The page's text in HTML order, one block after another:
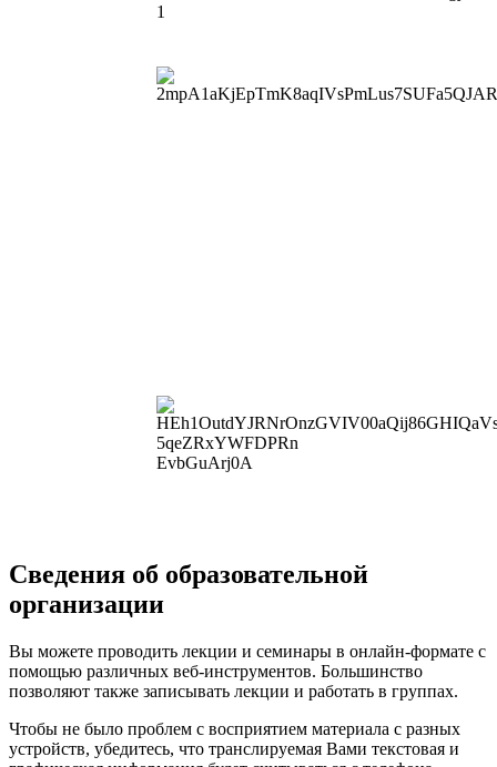
Сведения об образовательной
организации
Вы можете проводить лекции и семинары в онлайн-формате с
помощью различных веб-инструментов. Большинство
позволяют также записывать лекции и работать в группах.
Чтобы не было проблем с восприятием материала с разных
устройств, убедитесь, что транслируемая Вами текстовая и